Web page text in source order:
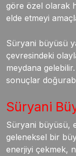
göre özel olarak
elde etmeyi
Süryani büyüsü
çevresindeki
meydana
sonuçlar
Süryani
Süryani büyüsü,
geleneksel bir
enerjiyi çekmek,